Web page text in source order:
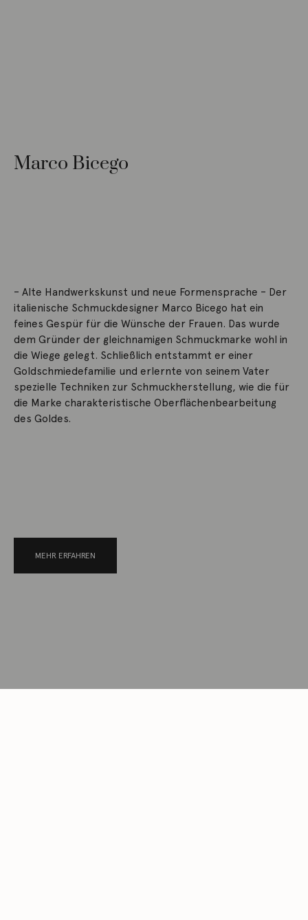
Marco Bicego
– Alte Handwerkskunst und neue Formensprache – Der
italienische Schmuckdesigner Marco Bicego hat ein
feines Gespür für die Wünsche der Frauen. Das wurde
dem Gründer der gleichnamigen Schmuckmarke wohl in
die Wiege gelegt. Schließlich entstammt er einer
Goldschmiedefamilie und erlernte von seinem Vater
spezielle Techniken zur Schmuckherstellung, wie die für
die Marke charakteristische Oberflächenbearbeitung
des Goldes.
MEHR ERFAHREN